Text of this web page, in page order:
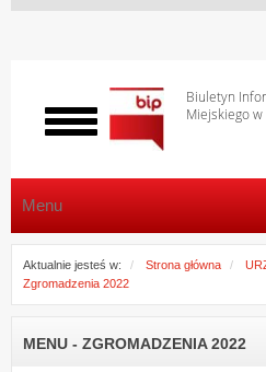
Biuletyn
Miejskiego w
Włącz
menu
Menu
Aktualnie jesteś w: Strona główna
Zgromadzenia 2022
MENU - ZGROMADZENIA 2022